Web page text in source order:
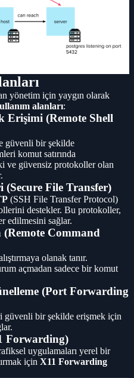
yönetim için yaygın olarak
alanları:
Erişimi (Remote Shell
güvenli bir şekilde
komut satırında
ve güvensiz protokoller olan
(Secure File Transfer)
(SSH File Transfer Protocol)
destekler. Bu protokoller,
edilmesini sağlar.
(Remote Command
olanak tanır.
açmadan sadece bir komut
(Port Forwarding
güvenli bir şekilde erişmek için
Forwarding)
uygulamaları yerel bir
için X11 Forwarding